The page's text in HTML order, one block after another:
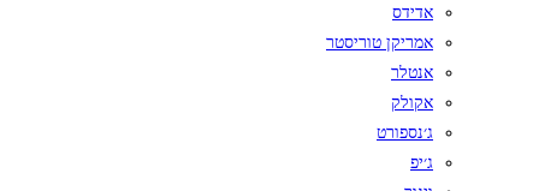
אדידס
אמריקן טוריסטר
אנטלר
אקולק
ג׳נספורט
ג׳יפ